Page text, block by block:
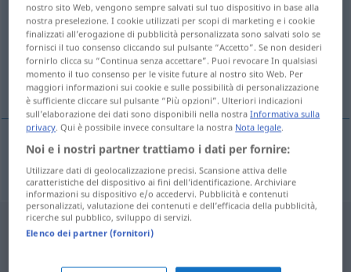
Panoramica di tutte le traduzion
(Fai clic sulla/Tocca traduzione per maggiori dettagli)
trough of low pressure
trough low pressure Tiefdruckrinne METEO
nostro sito Web, vengono sempre salvati sul tuo dispositivo in base alla
nostra preselezione. I cookie utilizzati per scopi di marketing e i cookie
finalizzati all’erogazione di pubblicità personalizzata sono salvati solo se
fornisci il tuo consenso cliccando sul pulsante “Accetto”. Se non desideri
fornirlo clicca su “Continua senza accettare”. Puoi revocare In qualsiasi
momento il tuo consenso per le visite future al nostro sito Web. Per
maggiori informazioni sui cookie e sulle possibilità di personalizzazione
è sufficiente cliccare sul pulsante “Più opzioni”. Ulteriori indicazioni
sull’elaborazione dei dati sono disponibili nella nostraInformativa sulla
privacy. Qui è possibile invece consultare la nostra Nota legale.
Noi e i nostri partner trattiamo i dati per fornire:
Utilizzare dati di geolocalizzazione precisi. Scansione attiva delle
caratteristiche del dispositivo ai fini dell’identificazione. Archiviare
informazioni su dispositivo e/o accedervi. Pubblicità e contenuti
personalizzati, valutazione dei contenuti e dell’efficacia della pubblicità,
ricerche sul pubblico, sviluppo di servizi.
Elenco dei partner (fornitori)